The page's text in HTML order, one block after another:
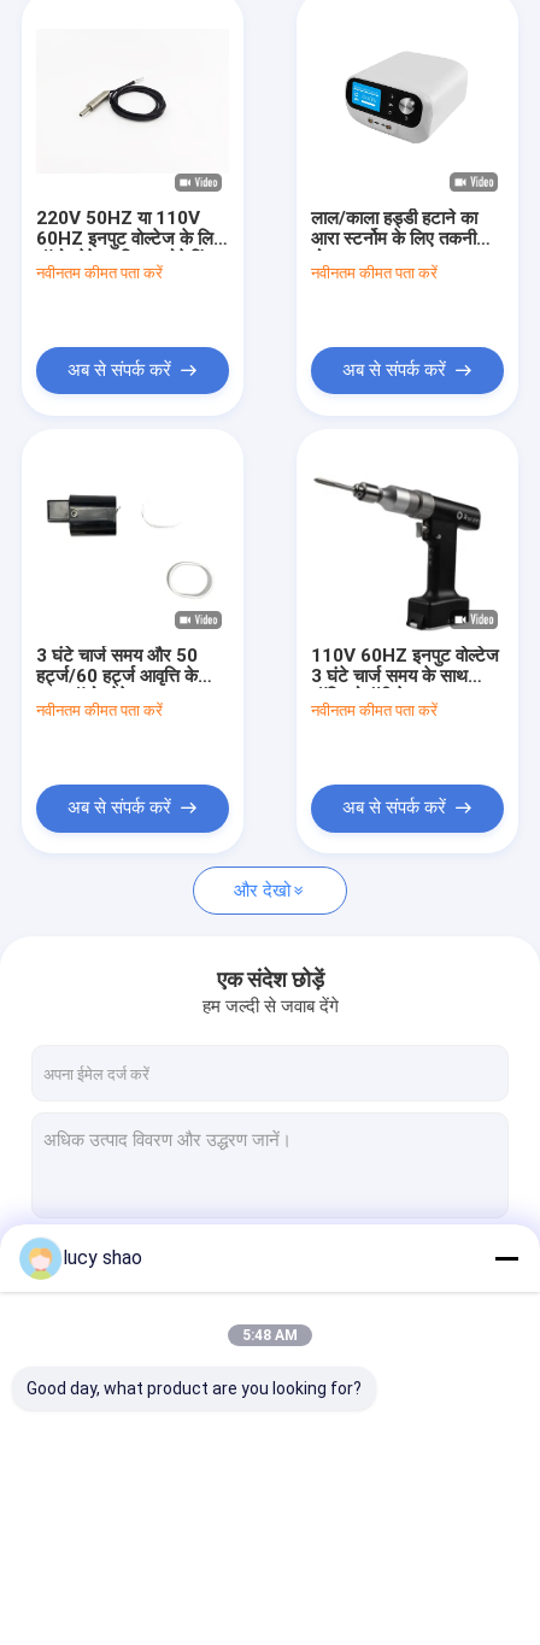
हमारे बारे में
संपर्क करें
पारस्परिक हड्डी देखा
स्पाइन ड्रिल
पशु चिकित्सा हड्डी रोग ड्रिल
चिकित्सा काटने के उपकरण
220V 50HZ या 110V
60HZ इनपुट वोल्टेज के लिए
ऑटोक्लेवेबल रिसाइप्रोकेटिंग
बोन सॉ
नवीनतम कीमत पता करें
अब से संपर्क करें
लाल/काला हड्डी हटाने का
आरा स्टर्नोम के लिए तकनीकी
नवीनतम कीमत पता करें
अब से संपर्क करें
3 घंटे चार्ज समय और 50
हर्ट्ज/60 हर्ट्ज आवृत्ति के
रिसीप्रोकेटिंग बोन सॉ
नवीनतम कीमत पता करें
अब से संपर्क करें
110V 60HZ इनपुट वोल्टेज
3 घंटे चार्ज समय के साथ
ऑस्टियोटॉमी देखा उपकरण
नवीनतम कीमत पता करें
अब से संपर्क करें
और देखो
एक संदेश छोड़ें
हम जल्दी से जवाब देंगे
lucy shao
5:48 AM
Good day, what product are you looking for?